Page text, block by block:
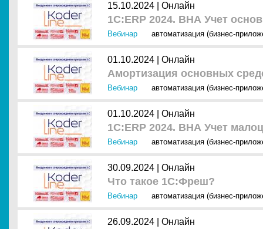
15.10.2024 | Онлайн
1С:ERP 2024. ВНА Учет
Вебинар автоматизация (бизнес-
01.10.2024 | Онлайн
Амортизация основных
Вебинар автоматизация (бизнес-
01.10.2024 | Онлайн
1С:ERP 2024. ВНА Учет
Вебинар автоматизация (бизнес-
30.09.2024 | Онлайн
Что такое 1С:Фреш?
Вебинар автоматизация (бизнес-
26.09.2024 | Онлайн